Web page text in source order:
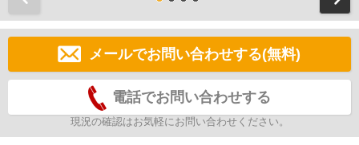
メールでお問い合わせする(無料)
電話でお問い合わせする
現況の確認はお気軽にお問い合わせください。